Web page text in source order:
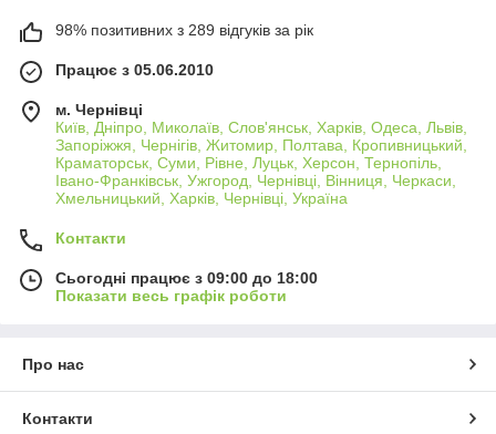
98% позитивних з 289 відгуків за рік
Працює з 05.06.2010
м. Чернівці
Київ, Дніпро, Миколаїв, Слов'янськ, Харків, Одеса, Львів,
Запоріжжя, Чернігів, Житомир, Полтава, Кропивницький,
Краматорськ, Суми, Рівне, Луцьк, Херсон, Тернопіль,
Івано-Франківськ, Ужгород, Чернівці, Вінниця, Черкаси,
Хмельницький, Харків, Чернівці, Україна
Контакти
Сьогодні працює з 09:00 до 18:00
Показати весь графік роботи
Про нас
Контакти